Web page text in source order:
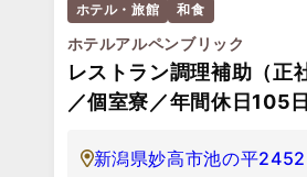
ホテル・旅館
和食
ホテルアルペンブリック
レストラン調理補助（正
／個室寮／年間休日105日
新潟県妙高市池の平2452